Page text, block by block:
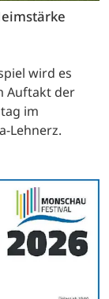
wird es
Auftakt der
im
Lehnerz.